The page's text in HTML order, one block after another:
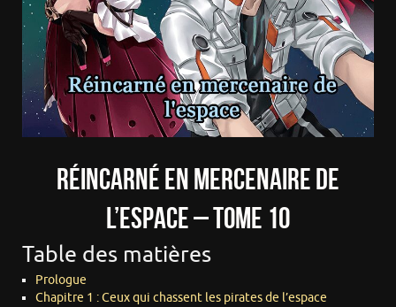
Réincarné en mercenaire de
l’espace – Tome 10
Table des matières
Prologue
Chapitre 1 : Ceux qui chassent les pirates de l’espace